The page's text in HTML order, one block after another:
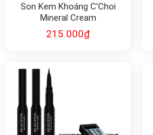
Son Kem Khoáng C’Choi
Mineral Cream
215.000₫